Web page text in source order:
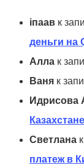
іпаав к
деньги на
Алла к
Ваня к
Идрисова
Казахстане
Светлана
платеж в